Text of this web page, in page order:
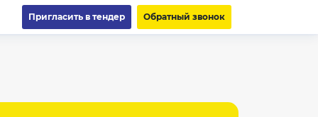
Пригласить в тендер Обратный звонок